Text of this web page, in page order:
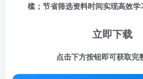
槛；节省筛选资料时间实现高效学
立即下载
点击下方按钮即可获取完